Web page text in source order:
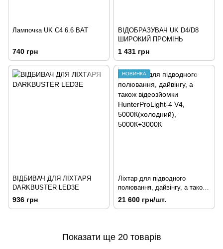
Лампочка UK С4 6.6 ВАТ
740 грн
ВІДОБРАЗУВАЧ UK D4/D8
ШИРОКИЙ ПРОМІНЬ
1 431 грн
ВІДБИВАЧ ДЛЯ ЛІХТАРЯ
DARKBUSTER LED3Е
936 грн
НОВИНКА
Ліхтар для підводного
полювання, дайвінгу, а також
відеозйомки HunterProLight-4
V4, 5000К(холодний),
21 600 грн/шт.
Показати ще 20 товарів